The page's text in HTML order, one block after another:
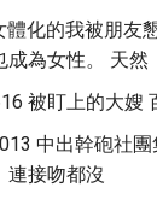
體化的我被朋友
成為女性。 天然
被盯上的大嫂
中出幹砲社
連接吻都沒